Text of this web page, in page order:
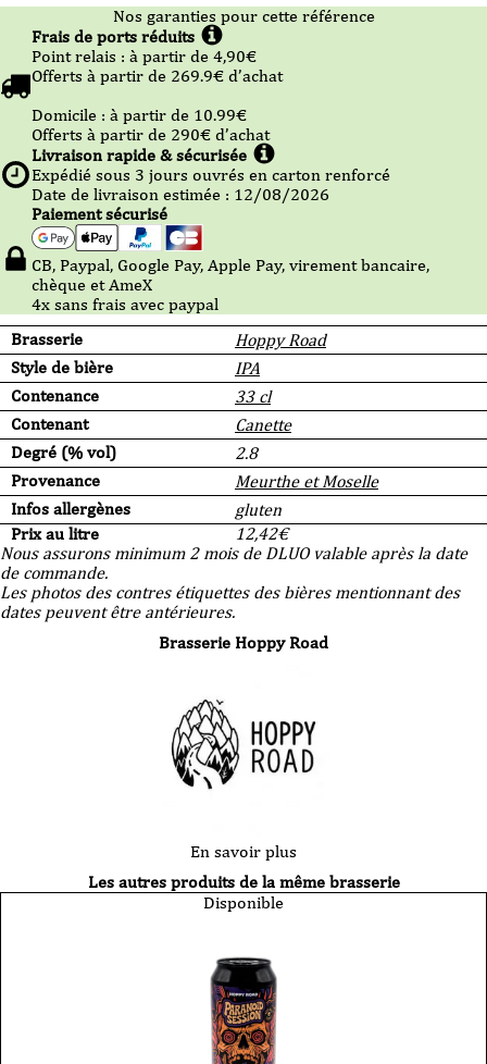
Brasserie
Hoppy Road
Style de bière
IPA
Contenance
33 cl
Contenant
Canette
Degré (% vol)
2.8
Provenance
Meurthe et Moselle
Infos allergènes
gluten
Prix au litre
12,42€
Nous assurons minimum 2 mois de DLUO valable après la date
de commande.
Les photos des contres étiquettes des bières mentionnant des
dates peuvent être antérieures.
Nos garanties pour cette référence
Frais de ports réduits
Point relais : à partir de 4,90€
Offerts à partir de 269.9€ d’achat
Domicile : à partir de 10.99€
Offerts à partir de 290€ d’achat
Livraison rapide & sécurisée
Expédié sous 3 jours ouvrés en carton renforcé
Date de livraison estimée : 12/08/2026
Paiement sécurisé
CB, Paypal, Google Pay, Apple Pay, virement bancaire,
chèque et AmeX
4x sans frais avec paypal
Brasserie Hoppy Road
En savoir plus
Les autres produits de la même brasserie
Disponible